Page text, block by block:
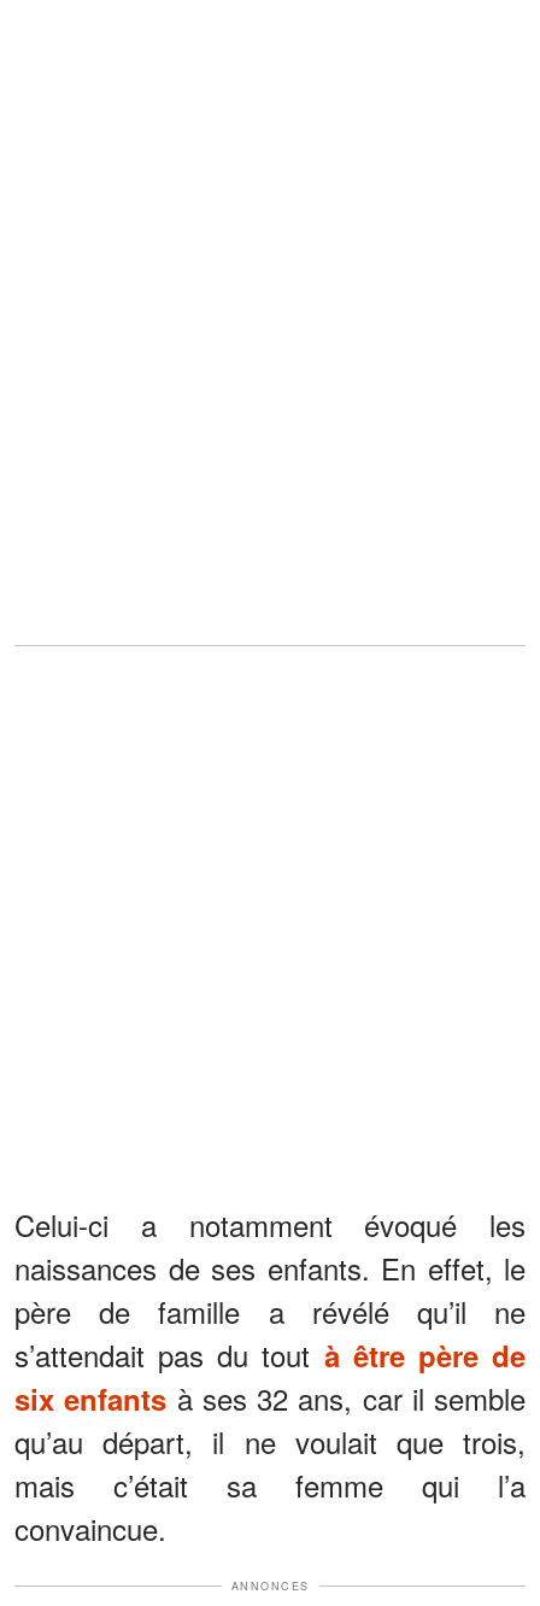
Celui-ci a notamment évoqué les
naissances de ses enfants. En effet, le
père de famille a révélé qu’il ne
s’attendait pas du tout à être père de
six enfants à ses 32 ans, car il semble
qu’au départ, il ne voulait que trois,
mais c’était sa femme qui l’a
convaincue.
ANNONCES